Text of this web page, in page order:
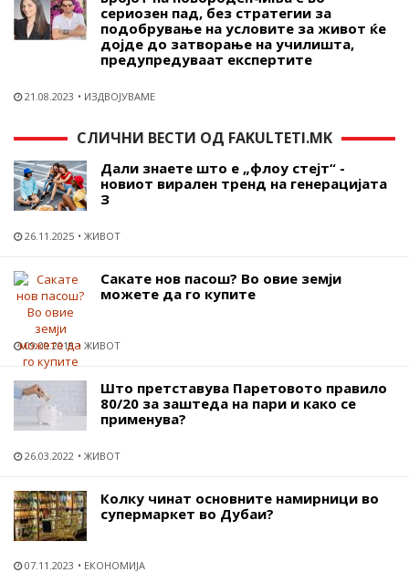
сериозен пад, без стратегии за
подобрување на условите за живот ќе
дојде до затворање на училишта,
предупредуваат експертите
21.08.2023 ИЗДВОЈУВАМЕ
СЛИЧНИ ВЕСТИ ОД FAKULTETI.MK
Дали знаете што е „флоу стејт“ -
новиот вирален тренд на генерацијата
З
26.11.2025 ЖИВОТ
Сакате нов пасош? Во овие земји
можете да го купите
09.09.2018 ЖИВОТ
Што претставува Паретовото правило
80/20 за заштеда на пари и како се
применува?
26.03.2022 ЖИВОТ
Колку чинат основните намирници во
супермаркет во Дубаи?
07.11.2023 ЕКОНОМИЈА